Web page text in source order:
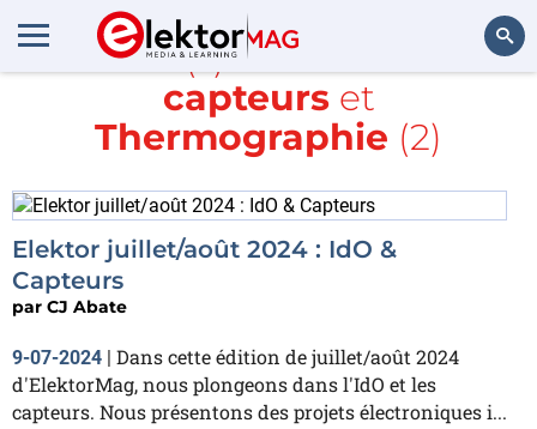
Article(s) avec la balise
capteurset
Thermographie (2)
Elektor juillet/août 2024 : IdO &
Capteurs
par CJ Abate
9-07-2024 | Dans cette édition de juillet/août 2024
d'ElektorMag, nous plongeons dans l'IdO et les
capteurs. Nous présentons des projets électroniques i...